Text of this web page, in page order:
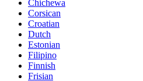
Chichewa
Corsican
Croatian
Dutch
Estonian
Filipino
Finnish
Frisian